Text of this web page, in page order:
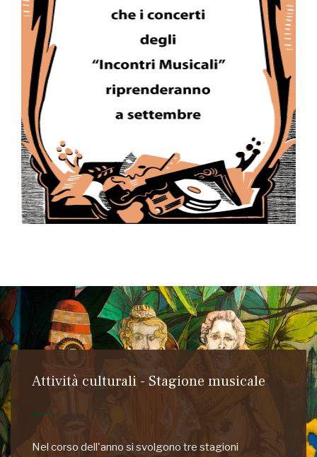
Attività culturali - Stagione musicale
Nel corso dell'anno si svolgono tre stagioni